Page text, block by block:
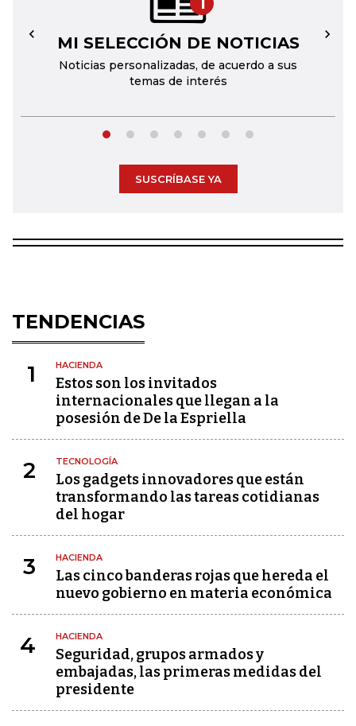
MI SELECCIÓN DE NOTICIAS
Noticias personalizadas, de acuerdo a sus
temas de interés
← →
SUSCRÍBASE YA
TENDENCIAS
1 HACIENDA
Estos son los invitados
internacionales que llegan a la
posesión de De la Espriella
2 TECNOLOGÍA
Los gadgets innovadores que están
transformando las tareas cotidianas
del hogar
3 HACIENDA
Las cinco banderas rojas que hereda el
nuevo gobierno en materia económica
4 HACIENDA
Seguridad, grupos armados y
embajadas, las primeras medidas del
presidente